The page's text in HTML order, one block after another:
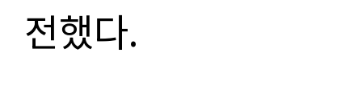
전했다.